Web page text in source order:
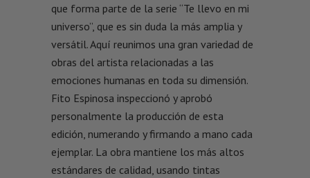
que forma parte de la serie “Te llevo en mi
universo”, que es sin duda la más amplia y
versátil. Aquí reunimos una gran variedad de
obras del artista relacionadas a las
emociones humanas en toda su dimensión.
Fito Espinosa inspeccionó y aprobó
personalmente la producción de esta
edición, numerando y firmando a mano cada
ejemplar. La obra mantiene los más altos
estándares de calidad, usando tintas